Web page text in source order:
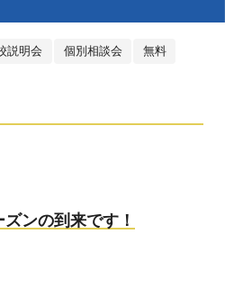
説明会 個別相談会 無料
ンの到来です！